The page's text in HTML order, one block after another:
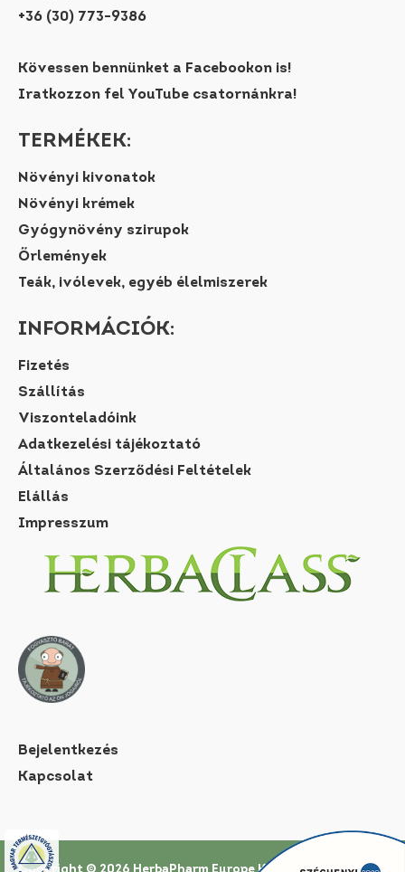
+36 (30) 773-9386
Kövessen bennünket a Facebookon is!
Iratkozzon fel YouTube csatornánkra!
TERMÉKEK:
Növényi kivonatok
Növényi krémek
Gyógynövény szirupok
Őrlemények
Teák, ivólevek, egyéb élelmiszerek
INFORMÁCIÓK:
Fizetés
Szállítás
Viszonteladóink
Adatkezelési tájékoztató
Általános Szerződési Feltételek
Elállás
Impresszum
Bejelentkezés
Kapcsolat
Copyright © 2026 HerbaPharm Europe Kft. | Az oldal a